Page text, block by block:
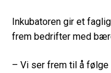
Inkubatoren gir et
frem bedrifter med
– Vi ser frem til å følge